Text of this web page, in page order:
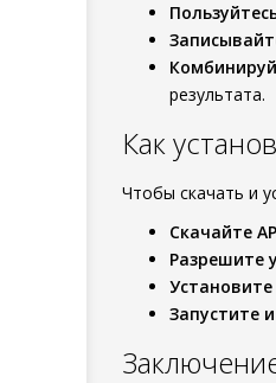
результата.
Как
Чтобы скачать и
Скачайте
Разрешите
Установите
Запустите